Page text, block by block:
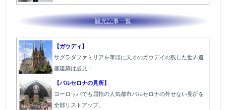
観光記事一覧
【ガウディ】
サグラダファミリアを筆頭に天才のガウデイの残した世界遺
産建築は必見！
【バルセロナの見所】
ヨーロッパでも屈指の人気都市バルセロナの外せない見所を
全部リストアップ。